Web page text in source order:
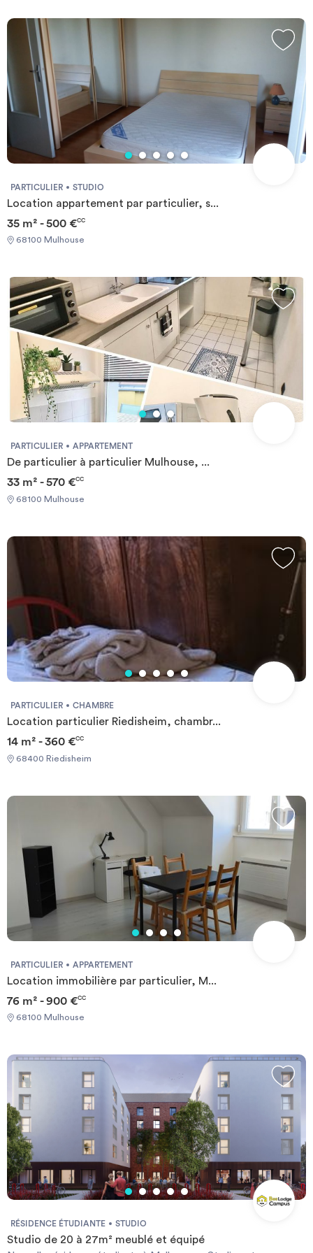
PARTICULIER STUDIO
Location appartement par particulier, s...
35 m² - 500 €CC
68100 Mulhouse
PARTICULIER APPARTEMENT
De particulier à particulier Mulhouse, ...
33 m² - 570 €CC
68100 Mulhouse
PARTICULIER CHAMBRE
Location particulier Riedisheim, chambr...
14 m² - 360 €CC
68400 Riedisheim
PARTICULIER APPARTEMENT
Location immobilière par particulier, M...
76 m² - 900 €CC
68100 Mulhouse
RÉSIDENCE ÉTUDIANTE STUDIO
Studio de 20 à 27m² meublé et équipé